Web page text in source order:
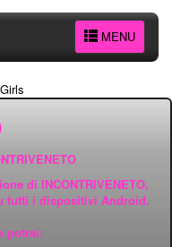
MENU
di INCONTRIVENETO,
tutti i dispositivi Android.
potrai: